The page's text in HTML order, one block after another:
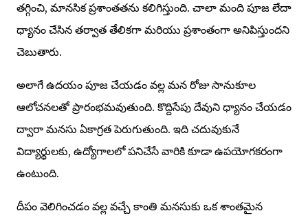
తగ్గించి, మానసిక ప్రశాంతతను కలిగిస్తుంది. చాలా మంది పూజ లేదా
ధ్యానం చేసిన తర్వాత తేలికగా మరియు ప్రశాంతంగా అనిపిస్తుందని
చెబుతారు.
అలాగే ఉదయం పూజ చేయడం వల్ల మన రోజు సానుకూల
ఆలోచనలతో ప్రారంభమవుతుంది. కొద్దిసేపు దేవుని ధ్యానం చేయడం
ద్వారా మనసు ఏకాగ్రత పెరుగుతుంది. ఇది చదువుకునే
విద్యార్థులకు, ఉద్యోగాలలో పనిచేసే వారికి కూడా ఉపయోగకరంగా
ఉంటుంది.
దీపం వెలిగించడం వల్ల వచ్చే కాంతి మనసుకు ఒక శాంతమైన